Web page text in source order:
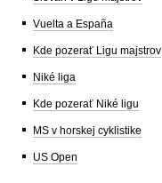
Vuelta a España
Kde pozerať Ligu majstrov
Niké liga
Kde pozerať Niké ligu
MS v horskej cyklistike
US Open